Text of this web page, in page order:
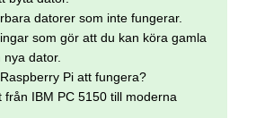
datorer som inte fungerar.
som gör att du kan köra gamla
dator.
Pi att fungera?
från IBM PC 5150 till moderna